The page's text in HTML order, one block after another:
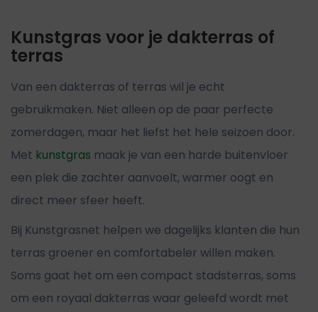
Kunstgras voor je dakterras of
terras
Van een dakterras of terras wil je echt
gebruikmaken. Niet alleen op de paar perfecte
zomerdagen, maar het liefst het hele seizoen door.
Met kunstgras maak je van een harde buitenvloer
een plek die zachter aanvoelt, warmer oogt en
direct meer sfeer heeft.
Bij Kunstgrasnet helpen we dagelijks klanten die hun
terras groener en comfortabeler willen maken.
Soms gaat het om een compact stadsterras, soms
om een royaal dakterras waar geleefd wordt met